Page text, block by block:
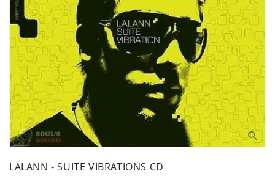
LALANN - SUITE VIBRATIONS CD